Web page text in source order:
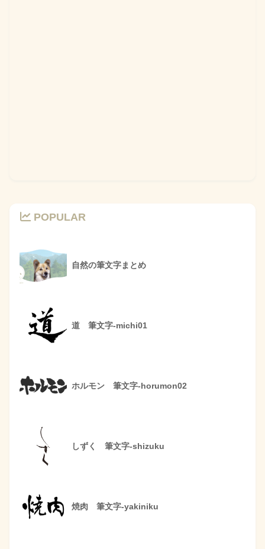
POPULAR
自然の筆文字まとめ
道 筆文字-michi01
ホルモン 筆文字-horumon02
しずく 筆文字-shizuku
焼肉 筆文字-yakiniku